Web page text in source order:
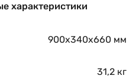
характеристики
900х340х660 мм
31,2 кг